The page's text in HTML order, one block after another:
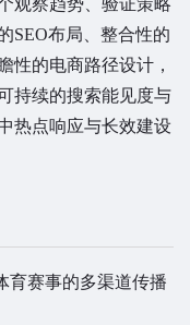
观察趋势、验证策略
SEO布局、整合性的
性的电商路径设计，
持续的搜索能见度与
热点响应与长效建设
育赛事的多渠道传播